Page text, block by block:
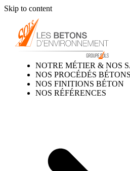
Skip to content
NOTRE MÉTIER & NOS
NOS PROCÉDÉS BÉTONS
NOS FINITIONS BÉTON
NOS RÉFÉRENCES